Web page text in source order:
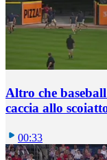
Altro che
caccia allo
00:33